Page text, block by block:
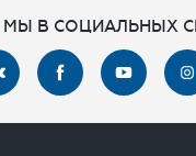
МЫ В СОЦИАЛЬНЫХ